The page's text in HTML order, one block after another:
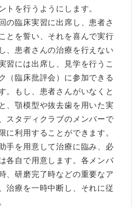
トを行うようにします。
の臨床実習に出席し、患者さ
とを誓い、それを喜んで実行
、患者さんの治療を行えない
習には出席し、見学を行うこ
（臨床批評会）に参加できる
。もし、患者さんがいなくと
、顎模型や抜去歯を用いた実
スタディクラブのメンバーで
に利用することができます。
手を用意して治療に臨み、必
各自で用意します。各メンバ
、研磨完了時などの重要なア
治療を一時中断し、それに従